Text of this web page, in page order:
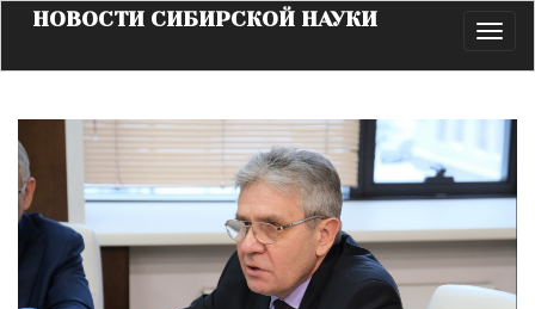
НОВОСТИ СИБИРСКОЙ НАУКИ